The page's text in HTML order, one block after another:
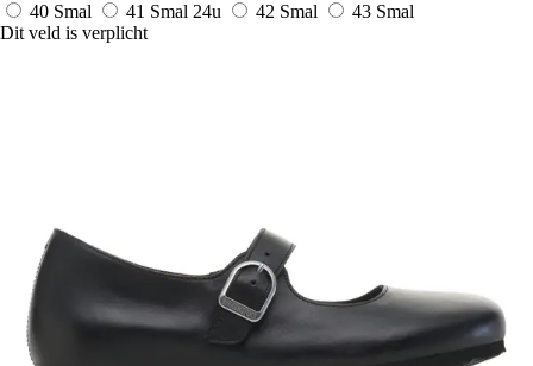
40 Smal
41 Smal 24u 42 Smal
43 Smal
Dit veld is verplicht